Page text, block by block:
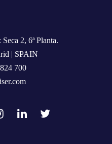
2, 6ª Planta.
| SPAIN
700